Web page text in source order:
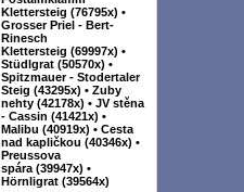
Klettersteig (76795x) •
Grosser Priel - Bert-
Rinesch
Klettersteig (69997x) •
Stüdlgrat (50570x) •
Spitzmauer - Stodertaler
Steig (43295x) • Zuby
nehty (42178x) • JV stěna
- Cassin (41421x) •
Malibu (40919x) • Cesta
nad kapličkou (40346x) •
Preussova
spára (39947x) •
Hörnligrat (39564x)